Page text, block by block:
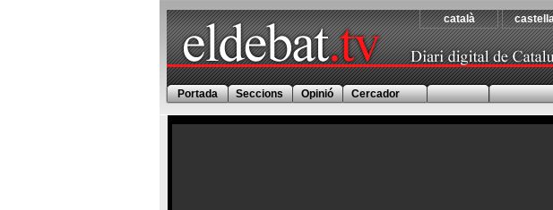
català
Portada Seccions Opinió Cercador